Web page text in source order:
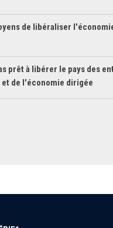
de libéraliser
prêt à libérer le pays des
de l'économie dirigée